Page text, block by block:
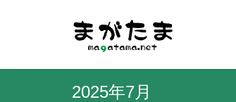
2025年7月